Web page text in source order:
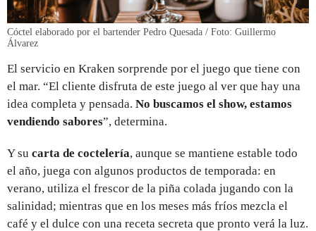
Cóctel elaborado por el bartender Pedro Quesada / Foto: Guillermo
Álvarez
El servicio en Kraken sorprende por el juego que tiene con
el mar. “El cliente disfruta de este juego al ver que hay una
idea completa y pensada. No buscamos el show, estamos
vendiendo sabores”, determina.
Y su carta de coctelería, aunque se mantiene estable todo
el año, juega con algunos productos de temporada: en
verano, utiliza el frescor de la piña colada jugando con la
salinidad; mientras que en los meses más fríos mezcla el
café y el dulce con una receta secreta que pronto verá la luz.